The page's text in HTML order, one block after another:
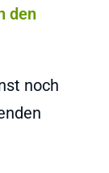
den
noch